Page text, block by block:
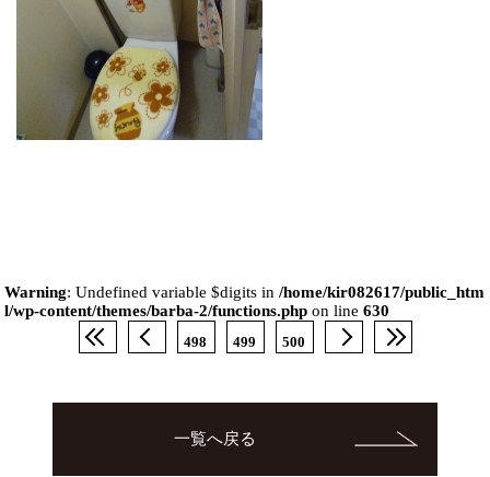
Warning: Undefined variable $digits in/home/kir082617/public_htm
l/wp-content/themes/barba-2/functions.php on line630
498 499 500
一覧へ戻る